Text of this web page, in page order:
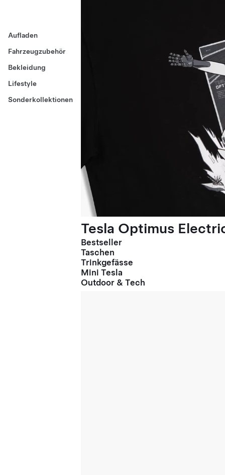
Aufladen
Fahrzeugzubehör
Bekleidung
Lifestyle
Sonderkollektionen
Tesla Optimus
Bestseller
Taschen
Trinkgefässe
Mini Tesla
Outdoor & Tech